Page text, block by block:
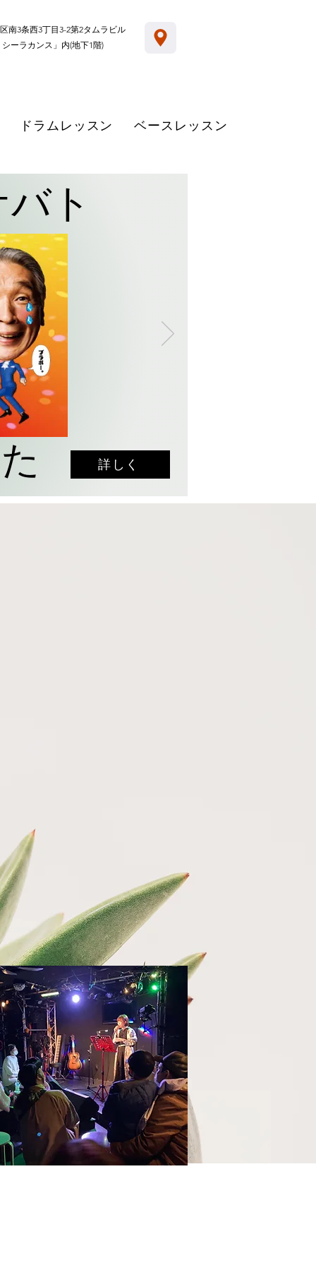
南3条西3丁目3-2第2タムラビル
ーラカンス」内(地下1階)
ドラムレッスン ベースレッスン
ト
詳しく